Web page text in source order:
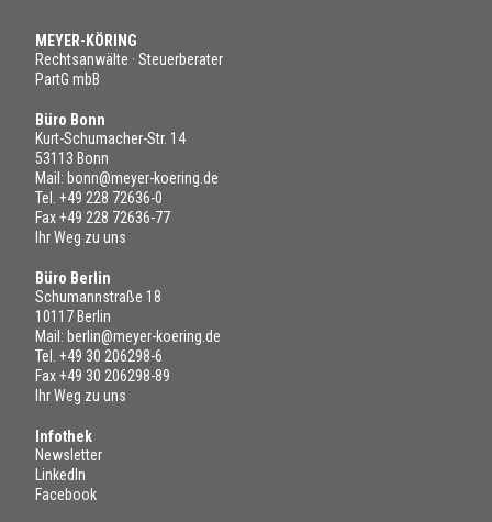
MEYER-KÖRING
Rechtsanwälte · Steuerberater
PartG mbB
Büro Bonn
Kurt-Schumacher-Str. 14
53113 Bonn
Mail: bonn@meyer-koering.de
Tel. +49 228 72636-0
Fax +49 228 72636-77
Ihr Weg zu uns
Büro Berlin
Schumannstraße 18
10117 Berlin
Mail: berlin@meyer-koering.de
Tel. +49 30 206298-6
Fax +49 30 206298-89
Ihr Weg zu uns
Infothek
Newsletter
LinkedIn
Facebook